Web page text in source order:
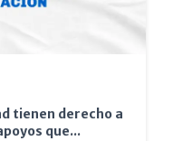
tienen derecho a
que...